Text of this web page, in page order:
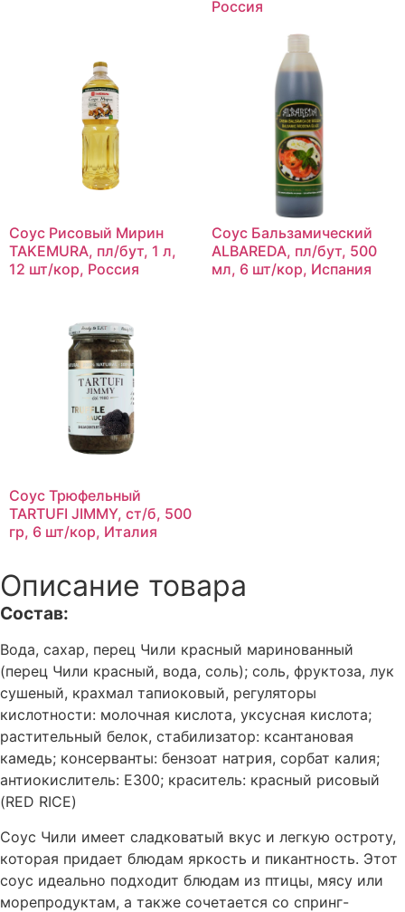
Россия
Соус Рисовый Мирин
TAKEMURA, пл/бут, 1 л,
12 шт/кор, Россия
Соус Бальзамический
ALBAREDA, пл/бут, 500
мл, 6 шт/кор, Испания
Соус Трюфельный
TARTUFI JIMMY, ст/б, 500
гр, 6 шт/кор, Италия
Описание товара
Состав:
Вода, сахар, перец Чили красный маринованный
(перец Чили красный, вода, соль); соль, фруктоза, лук
сушеный, крахмал тапиоковый, регуляторы
кислотности: молочная кислота, уксусная кислота;
растительный белок, стабилизатор: ксантановая
камедь; консерванты: бензоат натрия, сорбат калия;
антиокислитель: Е300; краситель: красный рисовый
(RED RICE)
Соус Чили имеет сладковатый вкус и легкую остроту,
которая придает блюдам яркость и пикантность. Этот
соус идеально подходит блюдам из птицы, мясу или
морепродуктам, а также сочетается со спринг-